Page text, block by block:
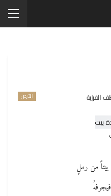
الأردن الفراية
من رملٍ